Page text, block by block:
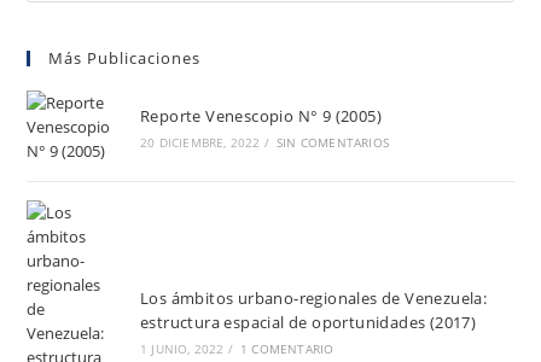
Más Publicaciones
Reporte Venescopio N° 9 (2005)
20 DICIEMBRE, 2022 / SIN COMENTARIOS
Los ámbitos urbano-regionales de Venezuela:
estructura espacial de oportunidades (2017)
1 JUNIO, 2022 / 1 COMENTARIO